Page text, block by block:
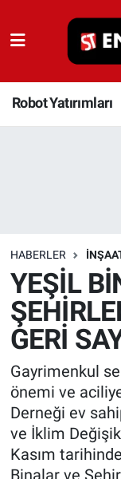
Robot Yatırımları
HABERLER
YEŞİL
GERİ
Gayrimenkul
önemi ve
Derneği ev
ve İklim
Kasım
Binalar ve
Robot
Bakım 4.0
Depolama
İnşaat ve
HaberOrtak
EndüstriST
Enerjisini
Endüstri